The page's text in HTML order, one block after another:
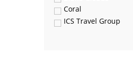
Coral
ICS Travel Group